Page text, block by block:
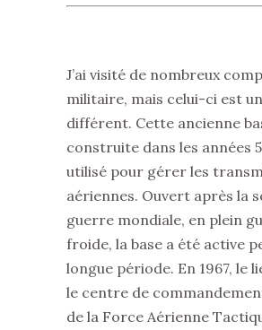
J’ai visité de nombreux
militaire, mais celui-ci est
différent. Cette ancienne
construite dans les années
utilisé pour gérer les
aériennes. Ouvert après la
guerre mondiale, en plein
froide, la base a été active
longue période. En 1967, le
le centre de
de la Force Aérienne